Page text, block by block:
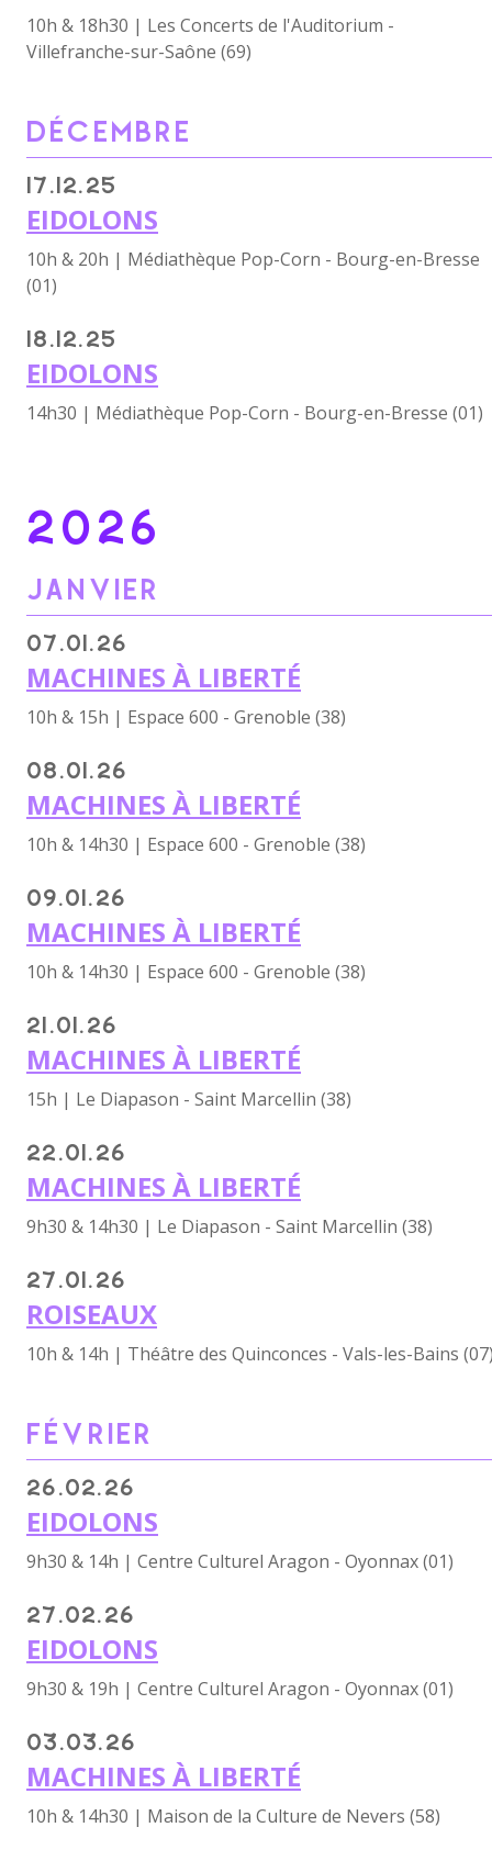
10h & 18h30 | Les Concerts de l'Auditorium -
Villefranche-sur-Saône (69)
DÉCEMBRE
17.12.25
EIDOLONS
10h & 20h | Médiathèque Pop-Corn - Bourg-en-Bresse
(01)
18.12.25
EIDOLONS
14h30 | Médiathèque Pop-Corn - Bourg-en-Bresse (01)
2026
JANVIER
07.01.26
MACHINES À LIBERTÉ
10h & 15h | Espace 600 - Grenoble (38)
08.01.26
MACHINES À LIBERTÉ
10h & 14h30 | Espace 600 - Grenoble (38)
09.01.26
MACHINES À LIBERTÉ
10h & 14h30 | Espace 600 - Grenoble (38)
21.01.26
MACHINES À LIBERTÉ
15h | Le Diapason - Saint Marcellin (38)
22.01.26
MACHINES À LIBERTÉ
9h30 & 14h30 | Le Diapason - Saint Marcellin (38)
27.01.26
ROISEAUX
10h & 14h | Théâtre des Quinconces - Vals-les-Bains
FÉVRIER
26.02.26
EIDOLONS
9h30 & 14h | Centre Culturel Aragon - Oyonnax (01)
27.02.26
EIDOLONS
9h30 & 19h | Centre Culturel Aragon - Oyonnax (01)
03.03.26
MACHINES À LIBERTÉ
10h & 14h30 | Maison de la Culture de Nevers (58)